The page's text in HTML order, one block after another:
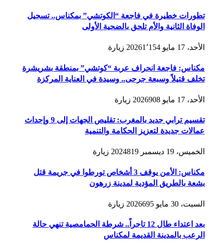
تطورات خطيرة في فاجعة “الكوتشي” بمكناس.. تسجيل
الوفاة الثانية والأم تلحق بالضحية الأولى
الأحد، 17 مايو 2026 1٬154 زيارة
مكناس: فاجعة انحراف عربة “كوتشي” بمنطقة بشريشرة
تخلف قتيلاً وسبعة جرحى.. وسيدة في العناية المركزة
الأحد، 17 مايو 2026 908 زيارة
تقسيم ترابي جديد بالمغرب: تقليص الجهات إلى 9 وإحداث
عمالات جديدة لتعزيز الحكامة والتنمية
الخميس، 19 ديسمبر 2024 819 زيارة
مكناس: الأمن يوقف 3 أشخاص تورطوا في جريمة قتل
بشعة بالطريق المؤدية لمدينة زرهون
السبت، 30 مايو 2026 695 زيارة
بعد اعتداء طال 12 تاجراً.. شرطة الحمامصية تنهي حالة
الرعب بالمدينة القديمة لمكناس